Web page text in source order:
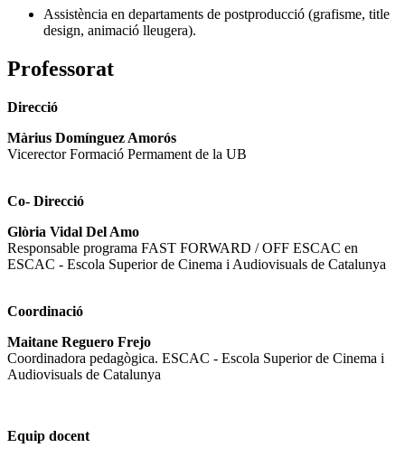
Assistència en departaments de postproducció (grafisme, title
design, animació lleugera).
Professorat
Direcció
Màrius Domínguez Amorós
Vicerector Formació Permament de la UB
Co- Direcció
Glòria Vidal Del Amo
Responsable programa FAST FORWARD / OFF ESCAC en
ESCAC - Escola Superior de Cinema i Audiovisuals de Catalunya
Coordinació
Maitane Reguero Frejo
Coordinadora pedagògica. ESCAC - Escola Superior de Cinema i
Audiovisuals de Catalunya
Equip docent